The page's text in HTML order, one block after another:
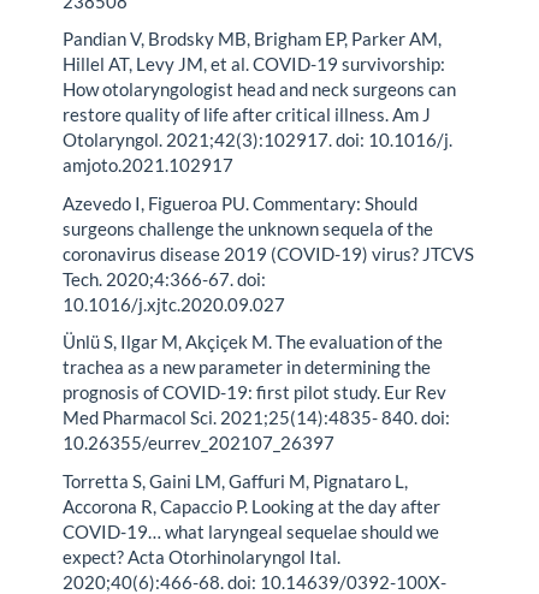
Pandian V, Brodsky MB, Brigham EP, Parker AM,
Hillel AT, Levy JM, et al. COVID-19 survivorship:
How otolaryngologist head and neck surgeons can
restore quality of life after critical illness. Am J
Otolaryngol. 2021;42(3):102917. doi: 10.1016/j.
amjoto.2021.102917
Azevedo I, Figueroa PU. Commentary: Should
surgeons challenge the unknown sequela of the
coronavirus disease 2019 (COVID-19) virus? JTCVS
Tech. 2020;4:366-67. doi:
10.1016/j.xjtc.2020.09.027
Ünlü S, Ilgar M, Akçiçek M. The evaluation of the
trachea as a new parameter in determining the
prognosis of COVID-19: first pilot study. Eur Rev
Med Pharmacol Sci. 2021;25(14):4835- 840. doi:
10.26355/eurrev_202107_26397
Torretta S, Gaini LM, Gaffuri M, Pignataro L,
Accorona R, Capaccio P. Looking at the day after
COVID-19… what laryngeal sequelae should we
expect? Acta Otorhinolaryngol Ital.
2020;40(6):466-68. doi: 10.14639/0392-100X-